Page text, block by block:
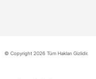
© Copyright 2026 Tüm Hakları Gizlidir.